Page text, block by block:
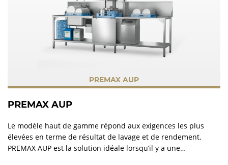
PREMAX AUP
PREMAX AUP
Le modèle haut de gamme répond aux exigences les plus
élevées en terme de résultat de lavage et de rendement.
PREMAX AUP est la solution idéale lorsqu’il y a une